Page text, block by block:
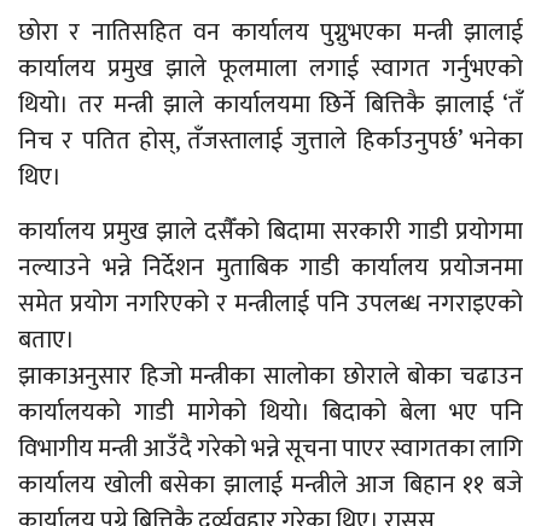
छोरा र नातिसहित वन कार्यालय पुग्नुभएका मन्त्री झालाई
कार्यालय प्रमुख झाले फूलमाला लगाई स्वागत गर्नुभएको
थियो। तर मन्त्री झाले कार्यालयमा छिर्ने बित्तिकै झालाई ‘तँ
निच र पतित होस्, तँजस्तालाई जुत्ताले हिर्काउनुपर्छ’ भनेका
थिए।
कार्यालय प्रमुख झाले दसैँको बिदामा सरकारी गाडी प्रयोगमा
नल्याउने भन्ने निर्देशन मुताबिक गाडी कार्यालय प्रयोजनमा
समेत प्रयोग नगरिएको र मन्त्रीलाई पनि उपलब्ध नगराइएको
बताए।
झाकाअनुसार हिजो मन्त्रीका सालोका छोराले बोका चढाउन
कार्यालयको गाडी मागेको थियो। बिदाको बेला भए पनि
विभागीय मन्त्री आउँदै गरेको भन्ने सूचना पाएर स्वागतका लागि
कार्यालय खोली बसेका झालाई मन्त्रीले आज बिहान ११ बजे